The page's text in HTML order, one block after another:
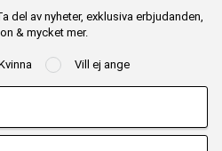
del av nyheter, exklusiva erbjudanden,
& mycket mer.
Vill ej ange